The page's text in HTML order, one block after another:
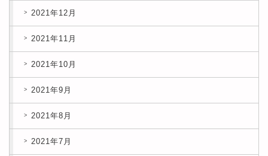
2021年12月
2021年11月
2021年10月
2021年9月
2021年8月
2021年7月